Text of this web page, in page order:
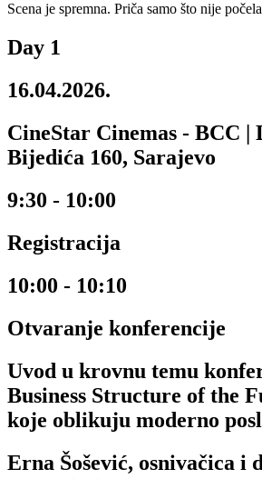
Scena je spremna. Priča samo što nije
Day 1
16.04.2026.
CineStar Cinemas - BCC |
Bijedića 160, Sarajevo
9:30 - 10:00
Registracija
10:00 - 10:10
Otvaranje konferencije
Uvod u krovnu temu
Business Structure of the
koje oblikuju moderno
Erna Šošević, osnivačica i